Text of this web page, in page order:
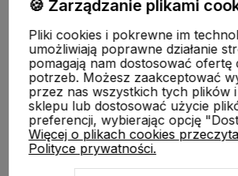
Moje konto
Płatności i dostawa
Informacje
🍪 Zarządzanie plikami
Pliki cookies i pokrewne im
umożliwiają poprawne działanie
pomagają nam dostosować ofertę
potrzeb. Możesz zaakceptować
przez nas wszystkich tych plików
sklepu lub dostosować użycie
preferencji, wybierając opcję
Więcej o plikach cookies
Polityce prywatności.